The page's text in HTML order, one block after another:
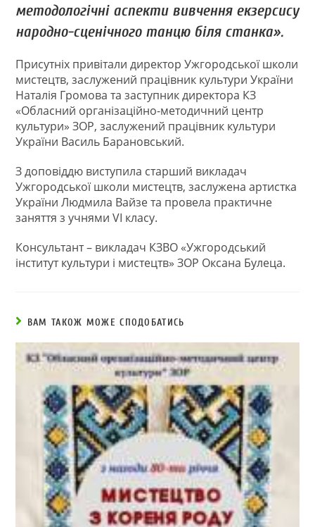
методологічні аспекти вивчення екзерсису
народно-сценічного танцю біля станка».
Присутніх привітали директор Ужгородської школи
мистецтв, заслужений працівник культури України
Наталія Громова та заступник директора КЗ
«Обласний організаційно-методичний центр
культури» ЗОР, заслужений працівник культури
України Василь Барановський.
З доповіддю виступила старший викладач
Ужгородської школи мистецтв, заслужена артистка
України Людмила Вайзе та провела практичне
заняття з учнями VІ класу.
Консультант – викладач КЗВО «Ужгородський
інститут культури і мистецтв» ЗОР Оксана Булеца.
ВАМ ТАКОЖ МОЖЕ СПОДОБАТИСЬ